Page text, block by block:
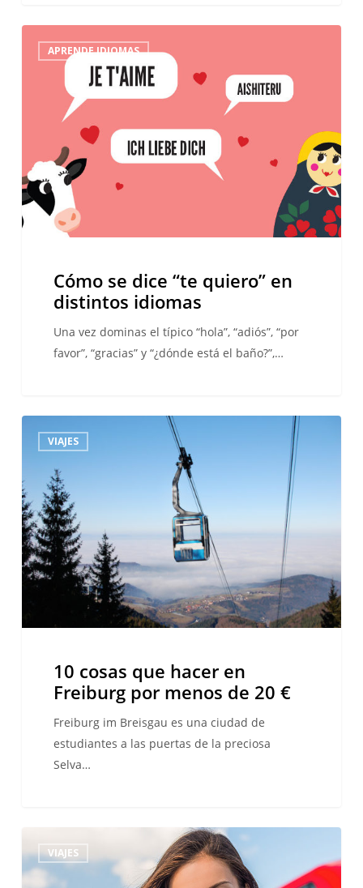
distintos
idiomas
APRENDE IDIOMAS
Cómo se dice “te quiero” en
distintos idiomas
Una vez dominas el típico “hola”, “adiós”, “por
favor”, “gracias” y “¿dónde está el baño?”,…
cosas
hacer
en
Freiburg
por
menos
VIAJES
10 cosas que hacer en
Freiburg por menos de 20 €
Freiburg im Breisgau es una ciudad de
estudiantes a las puertas de la preciosa
Selva…
aplicaciones
para
VIAJES